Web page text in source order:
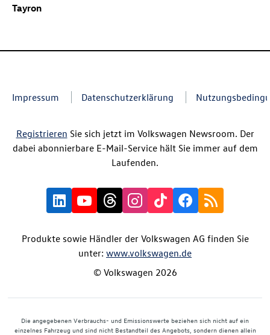
Tayron
Impressum Datenschutzerklärung
Registrieren Sie sich jetzt im Volkswagen Newsroom. Der
dabei abonnierbare E-Mail-Service hält Sie immer auf dem
Laufenden.
Produkte sowie Händler der Volkswagen AG finden Sie
unter: www.volkswagen.de
© Volkswagen 2026
Die angegebenen Verbrauchs- und Emissionswerte beziehen sich nicht auf ein
einzelnes Fahrzeug und sind nicht Bestandteil des Angebots, sondern dienen allein